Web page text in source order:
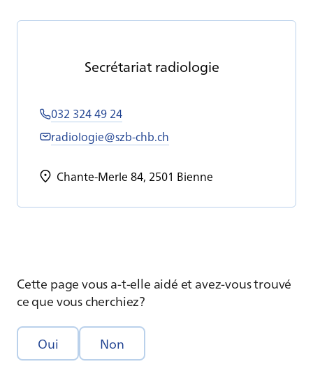
Se­cré­ta­riat ra­dio­lo­gie
032 324 49 24
radiologie@szb-chb.ch
Chante-Merle 84, 2501 Bienne
Cette page vous a-t-elle aidé et avez-vous trouvé
ce que vous cherchiez?
Oui Non